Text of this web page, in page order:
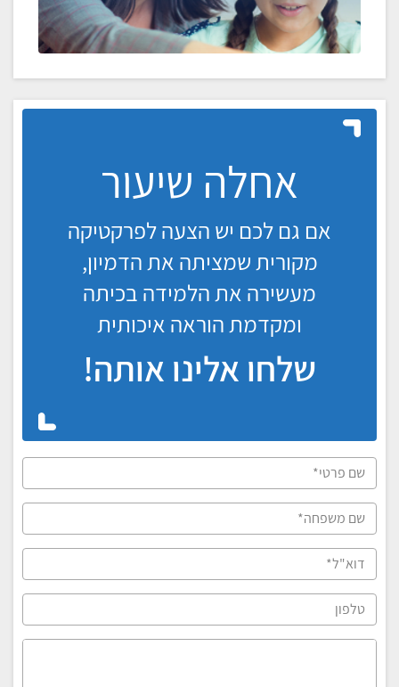
אחלה שיעור
אם גם לכם יש הצעה לפרקטיקה
מקורית שמציתה את הדמיון,
מעשירה את הלמידה בכיתה
ומקדמת הוראה איכותית
שלחו אלינו אותה!